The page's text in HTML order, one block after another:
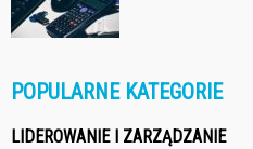
POPULARNE KATEGORIE
LIDEROWANIE I ZARZĄDZANIE